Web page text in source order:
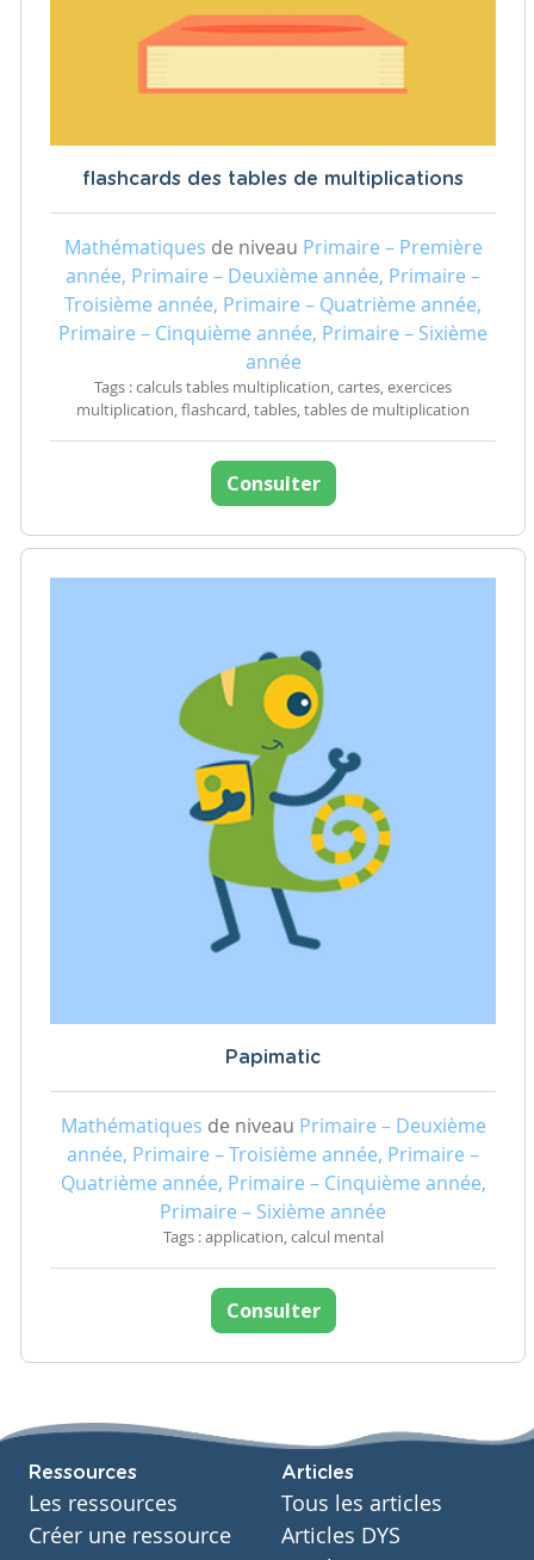
flashcards des tables de multiplications
Mathématiques de niveau Primaire – Première
année, Primaire – Deuxième année, Primaire –
Troisième année, Primaire – Quatrième année,
Primaire – Cinquième année, Primaire – Sixième
année
Tags : calculs tables multiplication, cartes, exercices
multiplication, flashcard, tables, tables de multiplication
Consulter
Papimatic
Mathématiques de niveau Primaire – Deuxième
année, Primaire – Troisième année, Primaire –
Quatrième année, Primaire – Cinquième année,
Primaire – Sixième année
Tags : application, calcul mental
Consulter
Ressources
Les ressources
Créer une ressource
Articles
Tous les articles
Articles DYS